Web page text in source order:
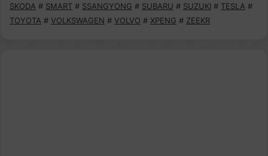
SKODA # SMART # SSANGYONG # SUBARU # SUZUKI # TESLA #
TOYOTA # VOLKSWAGEN # VOLVO # XPENG # ZEEKR